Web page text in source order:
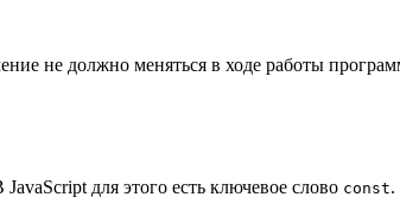
не должно меняться в ходе работы
для этого есть ключевое слово const.